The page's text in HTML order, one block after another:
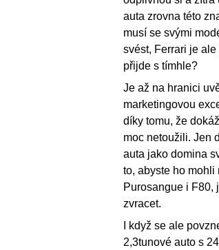
auta zrovna této
musí se svými
svést, Ferrari je
přijde s tímhle?
Je až na hranici
marketingovou
díky tomu, že
moc netoužili. Jen
auta jako domina
to, abyste ho mohli
Purosangue i F80,
zvracet.
I když se ale
2,3tunové auto s